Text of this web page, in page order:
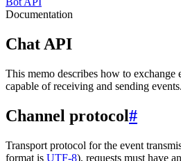
Documentation
Chat API
This memo describes how to
capable of receiving and sending events.
Channel protocol#
Transport protocol for the event
format is UTF-8), requests must have